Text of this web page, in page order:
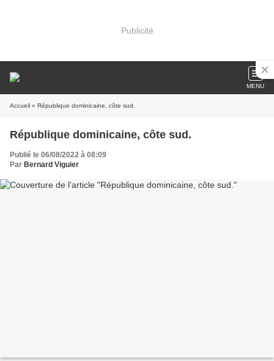
Publicité
MENU
Accueil » République dominicaine, côte sud.
République dominicaine, côte sud.
Publié le 06/08/2022 à 08:09
Par Bernard Viguier